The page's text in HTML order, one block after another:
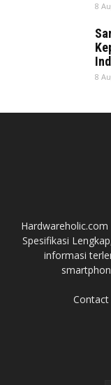
8
8
Spesifikasi
informasi
Contact